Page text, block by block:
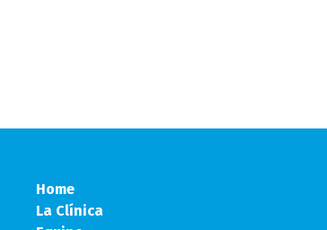
Home
La Clínica